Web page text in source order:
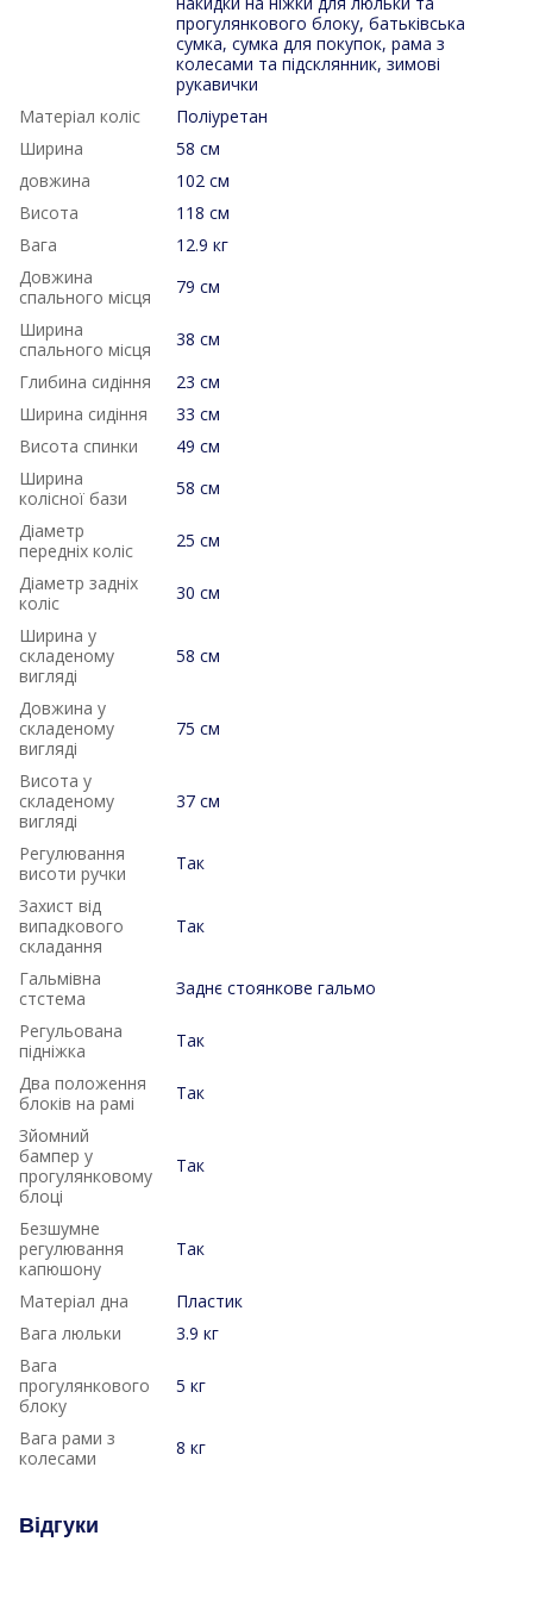
прогулянкового блоку, батьківська
сумка, сумка для покупок, рама з
колесами та підсклянник, зимові
рукавички
Матеріал коліс
Поліуретан
Ширина
58 см
довжина
102 см
Висота
118 см
Вага
12.9 кг
Довжина
спального місця
79 см
Ширина
спального місця
38 см
Глибина сидіння
23 см
Ширина сидіння
33 см
Висота спинки
49 см
Ширина
колісної бази
58 см
Діаметр
передніх коліс
25 см
Діаметр задніх
коліс
30 см
Ширина у
складеному
вигляді
58 см
Довжина у
складеному
вигляді
75 см
Висота у
складеному
вигляді
37 см
Регулювання
висоти ручки
Так
Захист від
випадкового
складання
Так
Гальмівна
стстема
Заднє стоянкове гальмо
Регульована
підніжка
Так
Два положення
блоків на рамі
Так
Зйомний
бампер у
прогулянковому
блоці
Так
Безшумне
регулювання
капюшону
Так
Матеріал дна
Пластик
Вага люльки
3.9 кг
Вага
прогулянкового
блоку
5 кг
Вага рами з
колесами
8 кг
Відгуки